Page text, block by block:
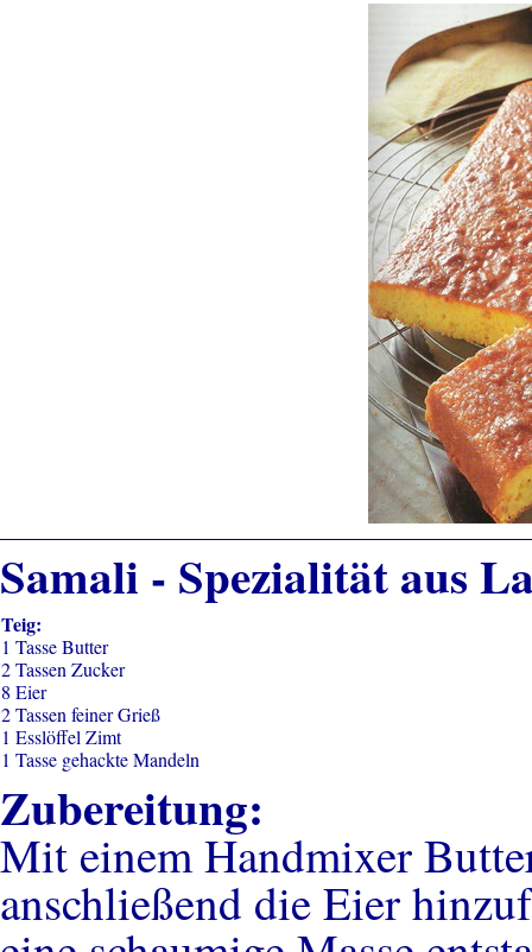
Samali - Spezialität aus
Teig:
1 Tasse Butter
2 Tassen Zucker
8 Eier
2 Tassen feiner Grieß
1 Esslöffel Zimt
1 Tasse gehackte Mandeln
Zubereitung:
Mit einem Handmixer
anschließend die Eier